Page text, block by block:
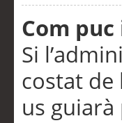
Com
Si
costat
us guiarà